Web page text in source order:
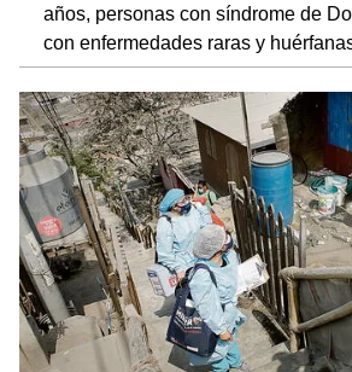
años, personas con síndrome de
con enfermedades raras y